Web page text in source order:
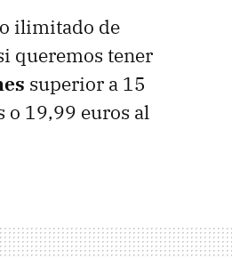
ilimitado de
queremos tener
superior a 15
o 19,99 euros al